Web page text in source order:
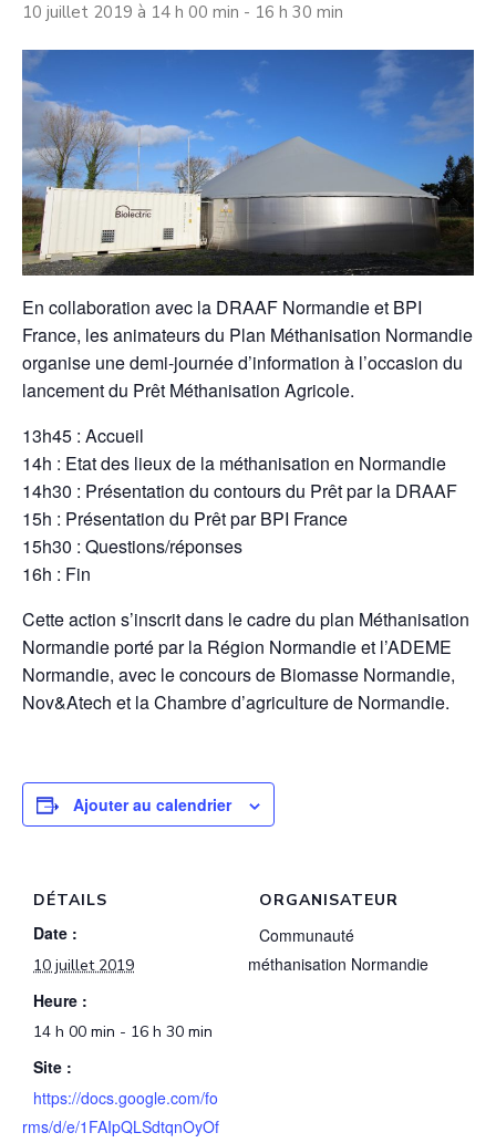
10 juillet 2019 à 14 h 00 min - 16 h 30 min
En collaboration avec la DRAAF Normandie et BPI
France, les animateurs du Plan Méthanisation Normandie
organise une demi-journée d’information à l’occasion du
lancement du Prêt Méthanisation Agricole.
13h45 : Accueil
14h : Etat des lieux de la méthanisation en Normandie
14h30 : Présentation du contours du Prêt par la DRAAF
15h : Présentation du Prêt par BPI France
15h30 : Questions/réponses
16h : Fin
Cette action s’inscrit dans le cadre du plan Méthanisation
Normandie porté par la Région Normandie et l’ADEME
Normandie, avec le concours de Biomasse Normandie,
Nov&Atech et la Chambre d’agriculture de Normandie.
Ajouter au calendrier
DÉTAILS
Date :
10 juillet 2019
Heure :
14 h 00 min - 16 h 30 min
Site :
https://docs.google.com/fo
rms/d/e/1FAIpQLSdtqnOyOf
ORGANISATEUR
Communauté
méthanisation Normandie